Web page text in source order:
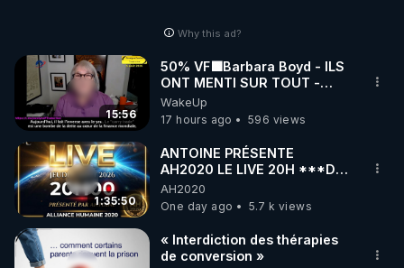
Why this ad?
15:56
50% VF🟩Barbara Boyd - ILS
ONT MENTI SUR TOUT -
Jocelyne Traduction
WakeUp
17 hours ago
596 views
1:35:50
ANTOINE PRÉSENTE
AH2020 LE LIVE 20H ***DU
06/08/2026***
AH2020
One day ago
5.7 k views
« Interdiction des thérapies
de conversion »